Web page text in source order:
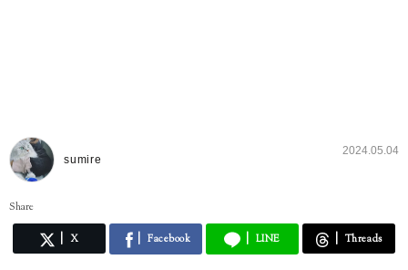
sumire
2024.05.04
Share
X Facebook LINE Threads